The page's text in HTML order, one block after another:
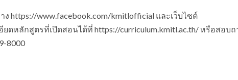
https://www.facebook.com/kmitlofficial และเว็บไซต์
ยดหลักสูตรที่เปิดสอนได้ที่ https://curriculum.kmitl.ac.th/ หรือสอบถ
8000